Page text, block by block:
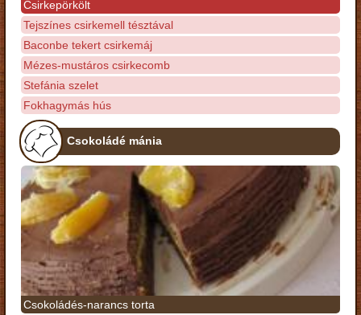
Csirkepörkölt
Tejszínes csirkemell tésztával
Baconbe tekert csirkemáj
Mézes-mustáros csirkecomb
Stefánia szelet
Fokhagymás hús
Csokoládé mánia
Csokoládés-narancs torta